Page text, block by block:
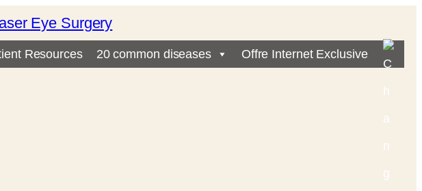
Eye Surgery
Resources 20 common diseases Offre Internet Exclusive